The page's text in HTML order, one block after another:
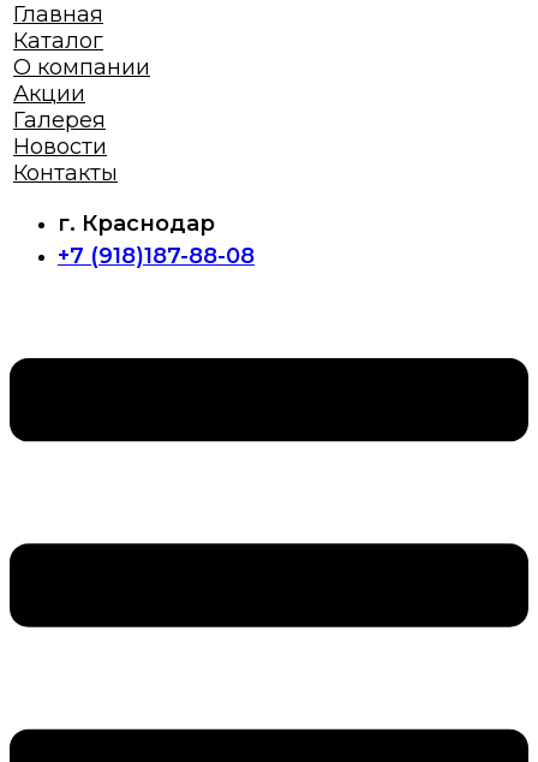
Главная
Каталог
О компании
Акции
Галерея
Новости
Контакты
г. Краснодар
+7 (918)187-88-08